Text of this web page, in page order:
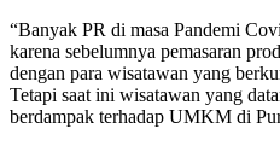
“Banyak PR di masa Pandemi
karena sebelumnya pemasaran
dengan para wisatawan yang
Tetapi saat ini wisatawan yang
berdampak terhadap UMKM di